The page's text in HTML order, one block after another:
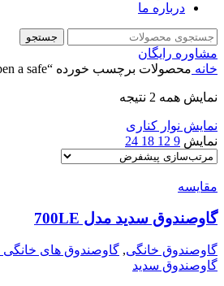
درباره ما
جستجو
مشاوره رایگان
خانه محصولات برچسب خورده “How to open a safe”
نمایش همه 2 نتیجه
نمایش نوار کناری
نمایش 9
12
18
24
مقايسه
گاوصندوق سدید مدل 700LE
گاوصندوق خانگی, گاوصندوق های خانگی
گاوصندوق سدید